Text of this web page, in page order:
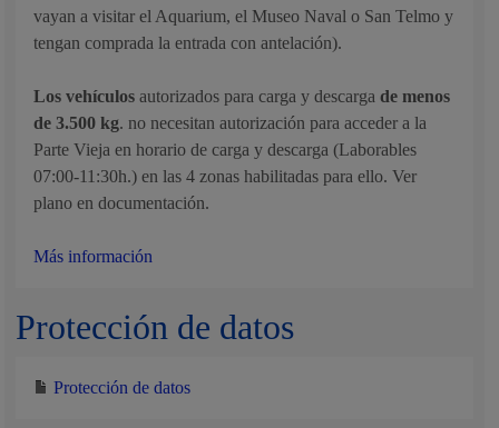
vayan a visitar el Aquarium, el Museo Naval o San Telmo y
tengan comprada la entrada con antelación).
Los vehículosautorizados para carga y descargade menos
de 3.500 kg. no necesitan autorización para acceder a la
Parte Vieja en horario de carga y descarga (Laborables
07:00-11:30h.) en las 4 zonas habilitadas para ello. Ver
plano en documentación.
Más información
Protección de datos
Protección de datos